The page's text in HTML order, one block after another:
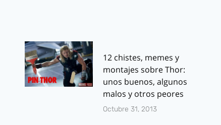
12 chistes, memes y
montajes sobre Thor:
unos buenos, algunos
malos y otros peores
Octubre 31, 2013